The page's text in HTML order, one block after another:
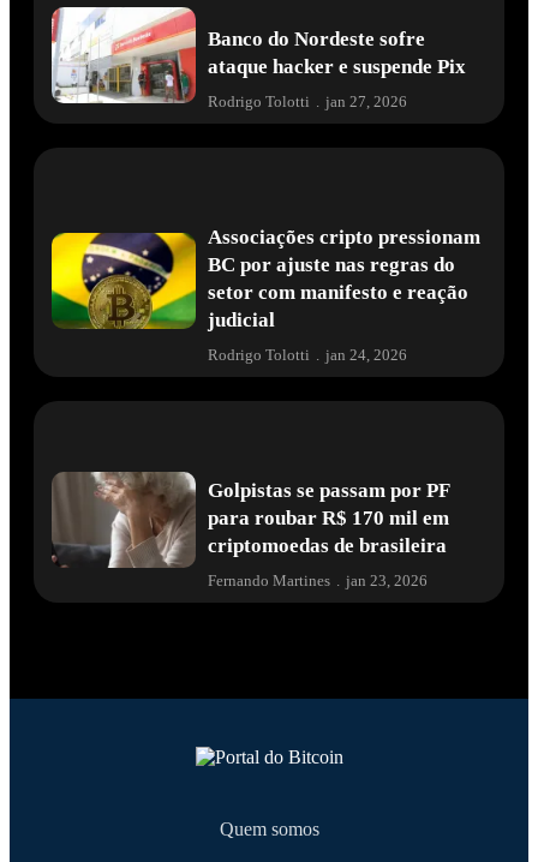
Banco do Nordeste sofre
ataque hacker e suspende Pix
Rodrigo Tolotti . jan 27, 2026
Associações cripto pressionam
BC por ajuste nas regras do
setor com manifesto e reação
judicial
Rodrigo Tolotti . jan 24, 2026
Golpistas se passam por PF
para roubar R$ 170 mil em
criptomoedas de brasileira
Fernando Martines jan 23, 2026
Quem somos